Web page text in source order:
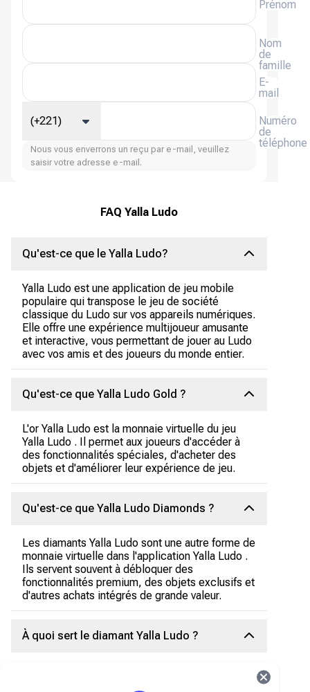
Prénom
Nom
de
famille
E-
mail
Numéro
de
téléphone
(+221)
Nous vous enverrons un reçu par e-mail, veuillez
saisir votre adresse e-mail.
FAQ Yalla Ludo
Qu'est-ce que le Yalla Ludo?
Yalla Ludo est une application de jeu mobile
populaire qui transpose le jeu de société
classique du Ludo sur vos appareils numériques.
Elle offre une expérience multijoueur amusante
et interactive, vous permettant de jouer au Ludo
avec vos amis et des joueurs du monde entier.
Qu'est-ce que Yalla Ludo Gold ?
L'or Yalla Ludo est la monnaie virtuelle du jeu
Yalla Ludo . Il permet aux joueurs d'accéder à
des fonctionnalités spéciales, d'acheter des
objets et d'améliorer leur expérience de jeu.
Qu'est-ce que Yalla Ludo Diamonds ?
Les diamants Yalla Ludo sont une autre forme de
monnaie virtuelle dans l'application Yalla Ludo .
Ils servent souvent à débloquer des
fonctionnalités premium, des objets exclusifs et
d'autres achats intégrés de grande valeur.
À quoi sert le diamant Yalla Ludo ?